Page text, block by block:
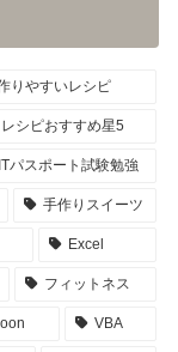
りやすいレシピ
レシピおすすめ星5
ITパスポート試験勉強
手作りスイーツ
Excel
フィットネス
VBA